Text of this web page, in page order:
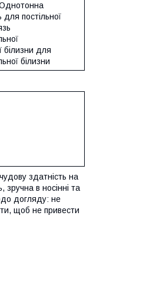
постільної
білизни для
білизни
здатність на
зручна в носінні та
догляду: не
щоб не привести